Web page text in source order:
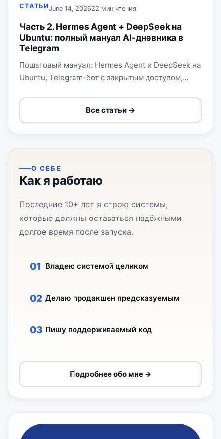
СТАТЬИJune 14, 202622 мин чтения
Часть 2. Hermes Agent + DeepSeek на
Ubuntu: полный мануал AI-дневника в
Telegram
Пошаговый мануал: Hermes Agent и DeepSeek на
Ubuntu, Telegram-бот с закрытым доступом,
приватный Git и напоминание в 21:00.
Все статьи →
О СЕБЕ
Как я работаю
Последние 10+ лет я строю системы,
которые должны оставаться надёжными
долгое время после запуска.
Владею системой целиком
Делаю продакшен предсказуемым
Пишу поддерживаемый код
Подробнее обо мне →